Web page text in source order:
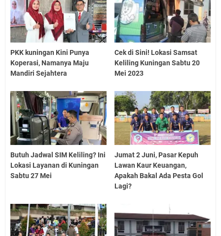
PKK kuningan Kini Punya
Koperasi, Namanya Maju
Mandiri Sejahtera
Cek di Sini! Lokasi Samsat
Keliling Kuningan Sabtu 20
Mei 2023
Butuh Jadwal SIM Keliling? Ini
Lokasi Layanan di Kuningan
Sabtu 27 Mei
Jumat 2 Juni, Pasar Kepuh
Lawan Kaur Keuangan,
Apakah Bakal Ada Pesta Gol
Lagi?